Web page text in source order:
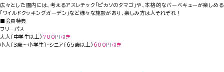
広々とした園内には、考えるアスレチック「ピカソのタマゴ」や、本格的なバーベキューが楽しめる
「ワイルドクッキングガーデン」など様々な施設があり、楽しみ方は人それぞれ！
■会員特典
フリーパス
大人（中学生以上） 700円引き
小人（３歳～小学生）・シニア（65歳以上） 600円引き